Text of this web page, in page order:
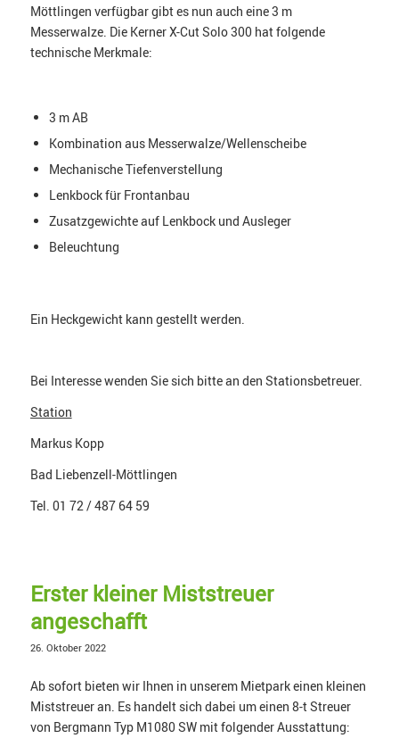
Möttlingen verfügbar gibt es nun auch eine 3 m
Messerwalze. Die Kerner X-Cut Solo 300 hat folgende
technische Merkmale:
3 m AB
Kombination aus Messerwalze/Wellenscheibe
Mechanische Tiefenverstellung
Lenkbock für Frontanbau
Zusatzgewichte auf Lenkbock und Ausleger
Beleuchtung
Ein Heckgewicht kann gestellt werden.
Bei Interesse wenden Sie sich bitte an den Stationsbetreuer.
Station
Markus Kopp
Bad Liebenzell-Möttlingen
Tel. 01 72 / 487 64 59
Erster kleiner Miststreuer
angeschafft
26. Oktober 2022
Ab sofort bieten wir Ihnen in unserem Mietpark einen kleinen
Miststreuer an. Es handelt sich dabei um einen 8-t Streuer
von Bergmann Typ M1080 SW mit folgender Ausstattung: